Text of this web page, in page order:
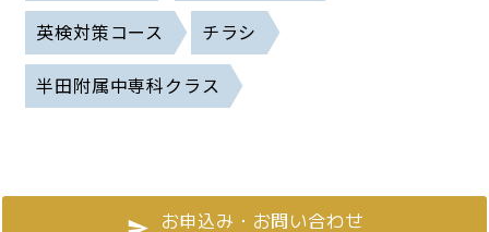
英検対策コース チラシ
半田附属中専科クラス
お申込み・お問い合わせ